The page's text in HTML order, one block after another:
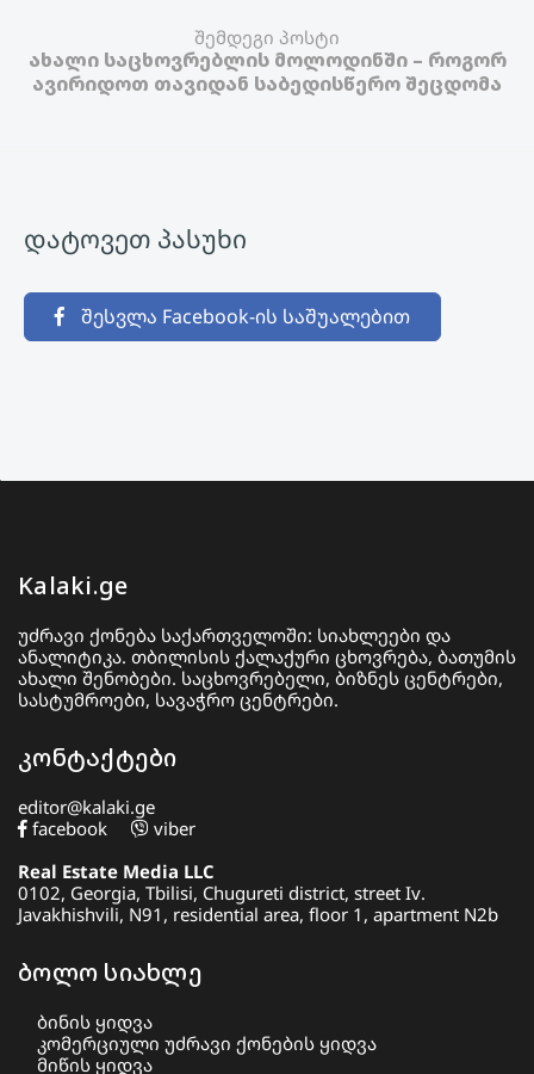
შემდეგი პოსტი
ახალი საცხოვრებლის მოლოდინში – როგორ
ავირიდოთ თავიდან საბედისწერო შეცდომა
დატოვეთ პასუხი
შესვლა Facebook-ის საშუალებით
Kalaki.ge
უძრავი ქონება საქართველოში: სიახლეები და
ანალიტიკა. თბილისის ქალაქური ცხოვრება, ბათუმის
ახალი შენობები. საცხოვრებელი, ბიზნეს ცენტრები,
სასტუმროები, სავაჭრო ცენტრები.
კონტაქტები
editor@kalaki.ge
facebook
viber
Real Estate Media LLC
0102, Georgia, Tbilisi, Chugureti district, street Iv.
Javakhishvili, N91, residential area, floor 1, apartment N2b
ბოლო სიახლე
ბინის ყიდვა
კომერციული უძრავი ქონების ყიდვა
მიწის ყიდვა